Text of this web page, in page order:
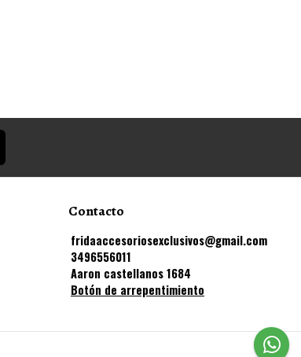
Contacto
fridaaccesoriosexclusivos@gmail.com
3496556011
Aaron castellanos 1684
Botón de arrepentimiento